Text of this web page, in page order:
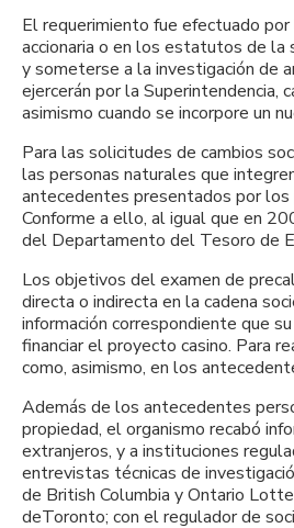
El requerimiento fue efectuado
accionaria o en los estatutos de la
y someterse a la investigación de
ejercerán por la Superintendencia,
asimismo cuando se incorpore un
Para las solicitudes de cambios
las personas naturales que
antecedentes presentados por los
Conforme a ello, al igual que en
del Departamento del Tesoro de
Los objetivos del examen de
directa o indirecta en la cadena
información correspondiente que
financiar el proyecto casino. Para
como, asimismo, en los
Además de los antecedentes
propiedad, el organismo recabó
extranjeros, y a instituciones
entrevistas técnicas de
de British Columbia y Ontario
deToronto; con el regulador de